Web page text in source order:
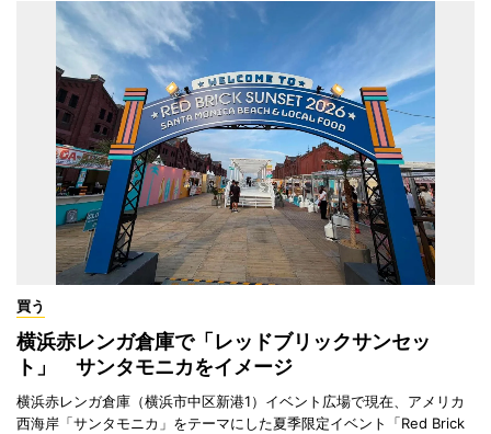
買う
横浜赤レンガ倉庫で「レッドブリックサンセッ
ト」 サンタモニカをイメージ
横浜赤レンガ倉庫（横浜市中区新港1）イベント広場で現在、アメリカ
西海岸「サンタモニカ」をテーマにした夏季限定イベント「Red Brick